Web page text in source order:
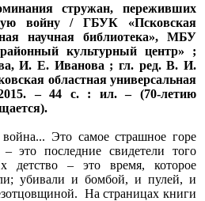
стружан, переживших
войну / ГБУК «Псковcкая
научная библиотека», МБУ
районный культурный центр» ;
И. Е. Иванова ; гл. ред. В. И.
областная универсальная
2015. – 44 с. : ил. – (70-летию
война... Это самое страшное горе
последние свидетели того
детство – это время, которое
убивали и бомбой, и пулей, и
На страницах книги